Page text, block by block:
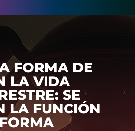
FORMA DE
LA VIDA
SE
LA FUNCIÓN